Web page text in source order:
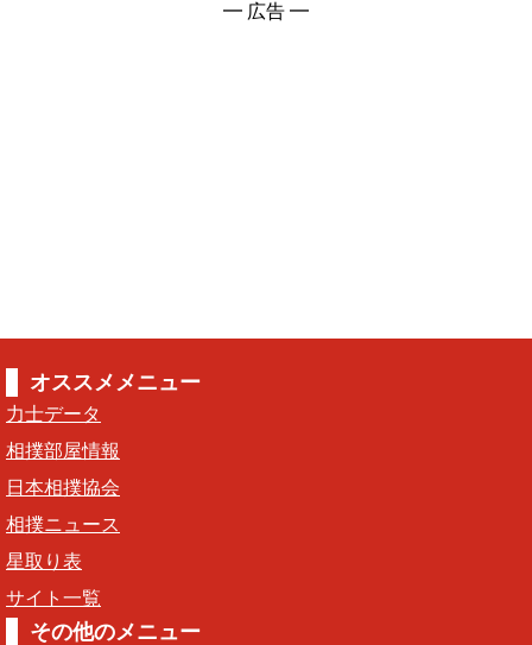
━ 広告 ━
オススメメニュー
力士データ
相撲部屋情報
日本相撲協会
相撲ニュース
星取り表
サイト一覧
その他のメニュー